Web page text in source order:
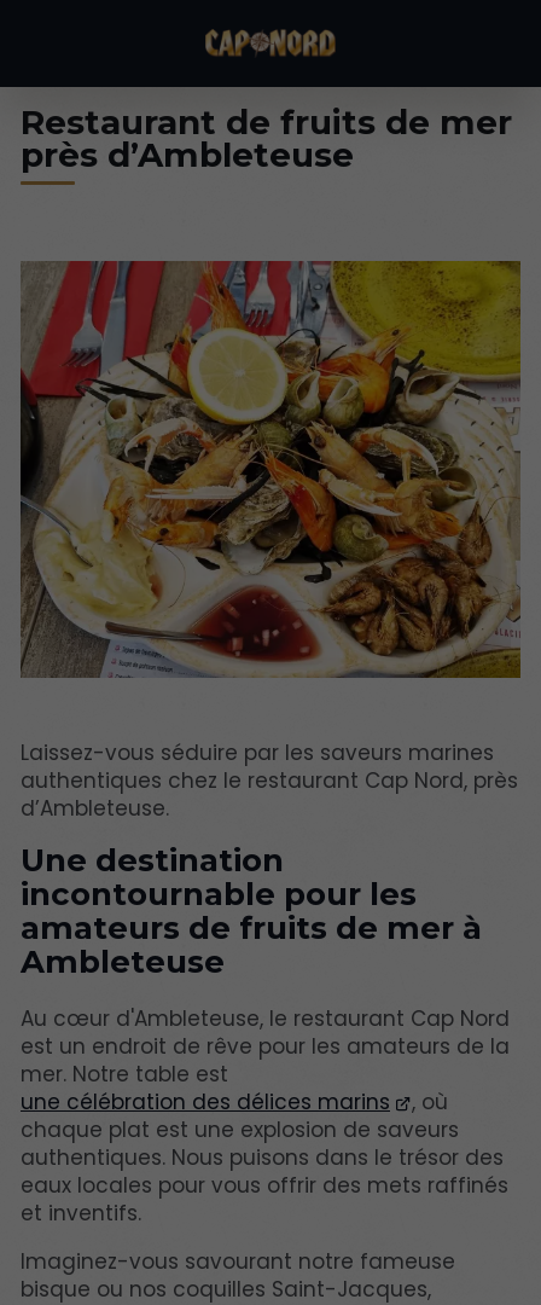
Restaurant de fruits de mer
près d’Ambleteuse
Laissez-vous séduire par les saveurs marines
authentiques chez le restaurant Cap Nord, près
d’Ambleteuse.
Une destination
incontournable pour les
amateurs de fruits de mer à
Ambleteuse
Au cœur d'Ambleteuse, le restaurant Cap Nord
est un endroit de rêve pour les amateurs de la
mer. Notre table est
une célébration des délices marins
, où
chaque plat est une explosion de saveurs
authentiques. Nous puisons dans le trésor des
eaux locales pour vous offrir des mets raffinés
et inventifs.
Imaginez-vous savourant notre fameuse
bisque ou nos coquilles Saint-Jacques,